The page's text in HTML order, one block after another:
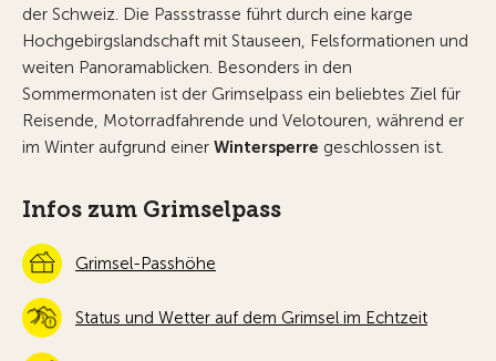
der Schweiz. Die Passstrasse führt durch eine karge
Hochgebirgslandschaft mit Stauseen, Felsformationen und
weiten Panoramablicken. Besonders in den
Sommermonaten ist der Grimselpass ein beliebtes Ziel für
Reisende, Motorradfahrende und Velotouren, während er
im Winter aufgrund einer Wintersperre geschlossen ist.
Infos zum Grimselpass
Grimsel-Passhöhe
Status und Wetter auf dem Grimsel im Echtzeit